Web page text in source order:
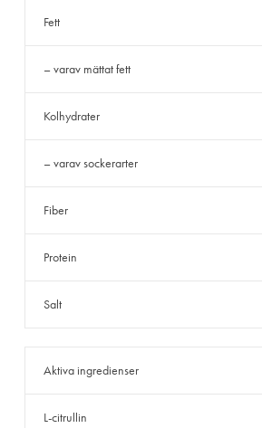
Fett
– varav mättat fett
Kolhydrater
– varav sockerarter
Fiber
Protein
Salt
Aktiva ingredienser
L-citrullin